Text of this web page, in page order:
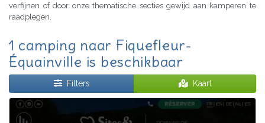
verfijnen of door onze thematische secties gewijd aan kamperen te
raadplegen.
1 camping naar Fiquefleur-
Équainville is beschikbaar
Filters Kaart